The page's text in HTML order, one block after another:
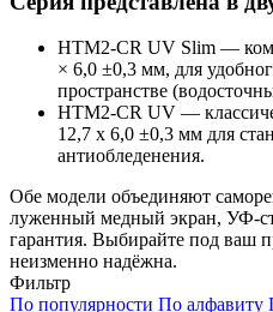
HTM2-CR UV Slim —
× 6,0 ±0,3 мм, для
пространстве
HTM2-CR UV —
12,7 х 6,0 ±0,3 мм для
антиобледенения.
Обе модели объединяют
луженный медный экран, УФ-
гарантия. Выбирайте под ваш
неизменно надёжна.
Фильтр
По популярности По алфавиту